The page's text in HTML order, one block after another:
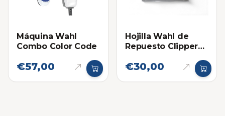
Máquina Wahl
Combo Color Code
€57,00
Hojilla Wahl de
Repuesto Clipper
€30,00